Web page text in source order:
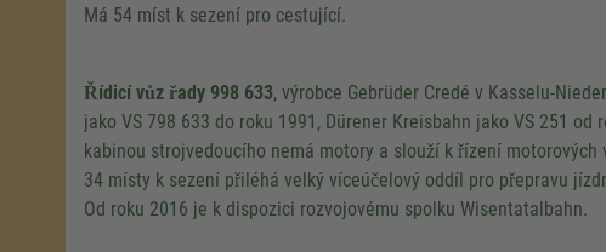
Má 54 míst k sezení pro cestující.
Řídicí vůz řady 998 633, výrobce Gebrüder Credé v Kasselu-
jako VS 798 633 do roku 1991, Dürener Kreisbahn jako VS 251 od
kabinou strojvedoucího nemá motory a slouží k řízení
34 místy k sezení přiléhá velký víceúčelový oddíl pro přepravu
Od roku 2016 je k dispozici rozvojovému spolku Wisentatalbahn.
More
Accept
Powered by